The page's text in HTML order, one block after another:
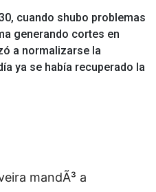
cuando shubo problemas
generando cortes en
a normalizarse la
ya se había recuperado la
mandÃ³ a